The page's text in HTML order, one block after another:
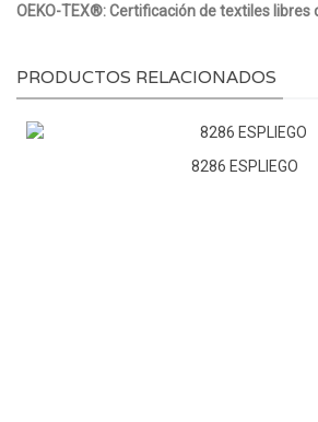
OEKO-TEX®: Certificación de textiles libres
PRODUCTOS RELACIONADOS
8286 ESPLIEGO